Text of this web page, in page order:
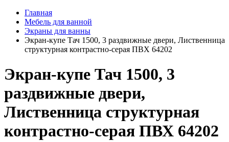
Главная
Мебель для ванной
Экраны для ванны
Экран-купе Тач 1500, 3 раздвижные двери, Лиственница
структурная контрастно-серая ПВХ 64202
Экран-купе Тач 1500, 3
раздвижные двери,
Лиственница структурная
контрастно-серая ПВХ 64202